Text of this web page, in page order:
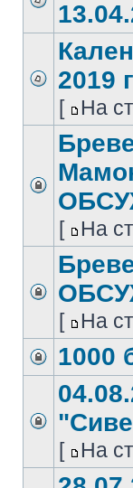
2019
[ На
[ На
[ На
1000
[ На